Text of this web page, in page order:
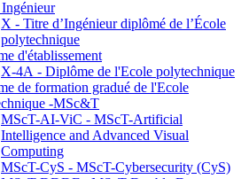
X - Titre d’Ingénieur diplômé de l’École
polytechnique
d'établissement
X-4A - Diplôme de l'Ecole polytechnique
de formation gradué de l'Ecole
-MSc&T
MScT-AI-ViC - MScT-Artificial
Intelligence and Advanced Visual
Computing
MScT-CyS - MScT-Cybersecurity (CyS)